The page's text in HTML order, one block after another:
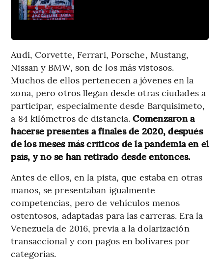
Audi, Corvette, Ferrari, Porsche, Mustang,
Nissan y BMW, son de los más vistosos.
Muchos de ellos pertenecen a jóvenes en la
zona, pero otros llegan desde otras ciudades a
participar, especialmente desde Barquisimeto,
a 84 kilómetros de distancia.Comenzaron a
hacerse presentes a finales de 2020, después
de los meses más críticos de la pandemia en el
país, y no se han retirado desde entonces.
Antes de ellos, en la pista, que estaba en otras
manos, se presentaban igualmente
competencias, pero de vehículos menos
ostentosos, adaptadas para las carreras. Era la
Venezuela de 2016, previa a la dolarización
transaccional y con pagos en bolívares por
categorías.